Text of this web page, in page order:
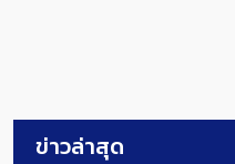
ข่าวล่าสุด